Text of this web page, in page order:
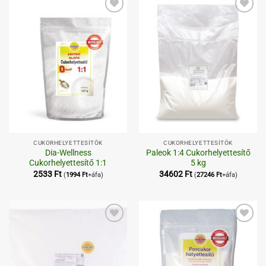
CUKORHELYETTESÍTŐK
Dia-Wellness
Cukorhelyettesítő 1:1
2533 Ft (1994 Ft+áfa)
Kedvenceimhez
CUKORHELYETTESÍTŐK
Paleok 1:4 Cukorhelyettesítő
5 kg
34602 Ft (27246 Ft+áfa)
Kedvenceimhez